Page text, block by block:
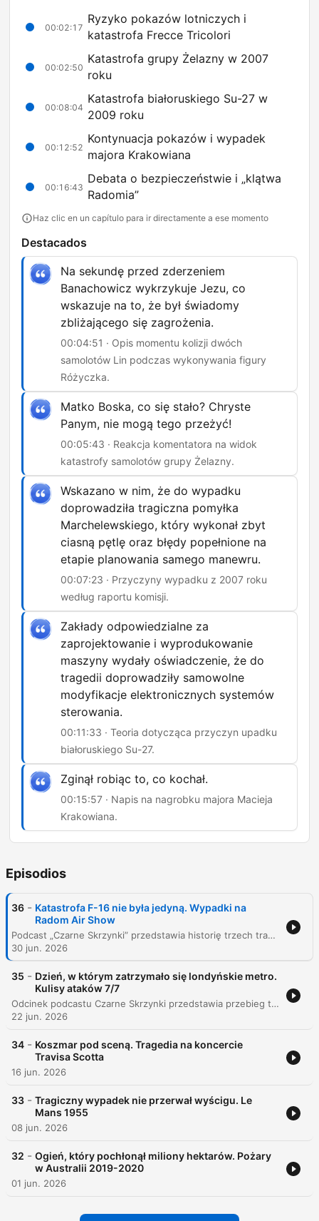
00:02:17
Ryzyko pokazów lotniczych i
katastrofa Frecce Tricolori
00:02:50
Katastrofa grupy Żelazny w 2007
roku
00:08:04
Katastrofa białoruskiego Su-27 w
2009 roku
00:12:52
Kontynuacja pokazów i wypadek
majora Krakowiana
00:16:43
Debata o bezpieczeństwie i „klątwa
Radomia”
Haz clic en un capítulo para ir directamente a ese momento
Destacados
Na sekundę przed zderzeniem
Banachowicz wykrzykuje Jezu, co
wskazuje na to, że był świadomy
zbliżającego się zagrożenia.
00:04:51 · Opis momentu kolizji dwóch
samolotów Lin podczas wykonywania figury
Różyczka.
Matko Boska, co się stało? Chryste
Panym, nie mogą tego przeżyć!
00:05:43 · Reakcja komentatora na widok
katastrofy samolotów grupy Żelazny.
Wskazano w nim, że do wypadku
doprowadziła tragiczna pomyłka
Marchelewskiego, który wykonał zbyt
ciasną pętlę oraz błędy popełnione na
etapie planowania samego manewru.
00:07:23 · Przyczyny wypadku z 2007 roku
według raportu komisji.
Zakłady odpowiedzialne za
zaprojektowanie i wyprodukowanie
maszyny wydały oświadczenie, że do
tragedii doprowadziły samowolne
modyfikacje elektronicznych systemów
sterowania.
00:11:33 · Teoria dotycząca przyczyn upadku
białoruskiego Su-27.
Zginął robiąc to, co kochał.
00:15:57 · Napis na nagrobku majora Macieja
Krakowiana.
Episodios
36 - Katastrofa F-16 nie była jedyną. Wypadki na
Radom Air Show
Podcast „Czarne Skrzynki” przedstawia historię trzech tragicznych katastrof lotniczych, które miały miejsce podczas pokazów lotniczych Radom Airshow. Narracja prowadzi słuchacza przez wydarzenia z lat 2007, 2009 oraz 2025, analizując okoliczności wypadków, w których zginęli piloci oraz skutki tych tragedii dla bezpieczeństwa lotnictwa. Autor przybliża szczegóły zderzenia samolotów grupy Żelazny, upadku białoruskiego Su-27 oraz najnowszego wypadku myśliwca F-16 podczas treningu. Odcinek porusza kwestie błędów ludzkich, usterek technicznych oraz debaty publicznej dotyczącej ryzyka związanłego z organizacją tak widowiskowych, ale niebezpiecznych wydarzeń.
30 jun. 2026
35 - Dzień, w którym zatrzymało się londyńskie metro.
Kulisy ataków 7/7
Odcinek podcastu Czarne Skrzynki przedstawia przebieg tragicznych wydarzeń z 7 lipca 2005 roku, kiedy to skoordynowane ataki terrorystyczne uderzyły w londyńskie metro i autobus. Narracja śledzi losy zamachowców, którzy zdetonowali ładunki w wagonach linii Circle, Piccadilly oraz Northern, a także w autobusie linii 30, powodując śmierć 52 osób i setki rannych. Dokumentacja obejmuje zarówno momenty kulminacyjne eksplozji, jak i późniejsze śledztwo, które ujawniło tożsamość sprawców oraz ich motywacje polityczne związane z obecnością wojsk brytyjskich w Iraku i Afganistanie. Historia ukazuje również osobiste dramaty ocalałych, takich jak Jackie Putnam i Louise Barry, oraz trwałą zmianę w brytyjskiej strategii bezpieczeństwa i poczuciu stabilności stolicy Wielkiej Brytanii.
22 jun. 2026
34 - Koszmar pod sceną. Tragedia na koncercie
Travisa Scotta
16 jun. 2026
33 - Tragiczny wypadek nie przerwał wyścigu. Le
Mans 1955
08 jun. 2026
32 - Ogień, który pochłonął miliony hektarów. Pożary
w Australii 2019-2020
01 jun. 2026